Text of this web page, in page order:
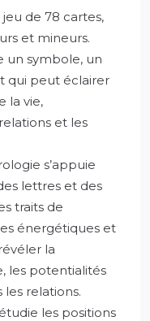
de 78 cartes,
et mineurs.
un symbole, un
qui peut éclairer
la vie,
et les
s’appuie
lettres et des
traits de
énergétiques et
la
les potentialités
les relations.
les positions